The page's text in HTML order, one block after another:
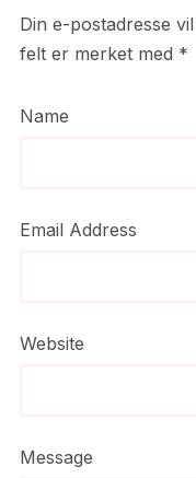
Din e-postadresse
felt er merket med *
Name
Email Address
Website
Message